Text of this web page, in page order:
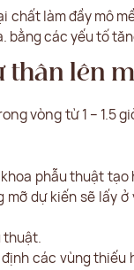
làm đầy mô
các yếu tố
thân lên
vòng từ 1 – 1.5
phẫu thuật
dự kiến sẽ lấy
thuật.
các vùng